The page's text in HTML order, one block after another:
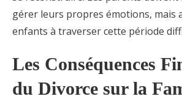
gérer leurs propres émotions, mais
enfants à traverser cette période
Les Conséquences
du Divorce sur la